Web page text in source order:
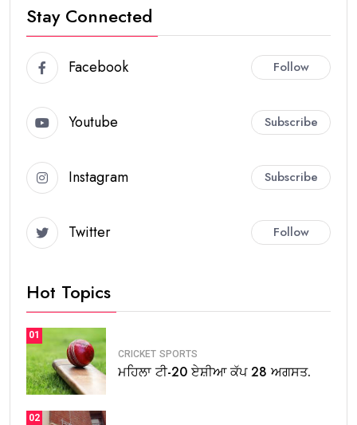
Stay Connected
Facebook Follow
Youtube Subscribe
Instagram Subscribe
Twitter Follow
Hot Topics
01
CRICKET SPORTS
ਮਹਿਲਾ ਟੀ-20 ਏਸ਼ੀਆ ਕੱਪ 28 ਅਗਸਤ.
02